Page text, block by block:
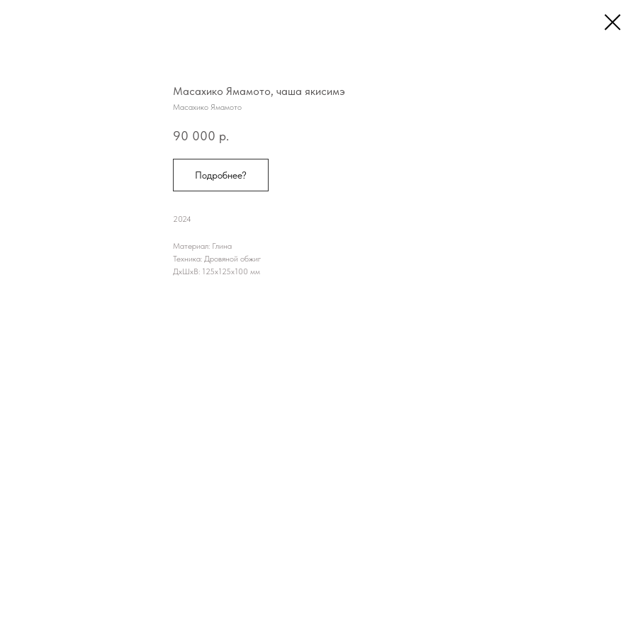
Масахико Ямамото, чаша якисимэ
Масахико Ямамото
90 000 р.
Подробнее?
2024
Материал: Глина
Техника: Дровяной обжиг
ДxШxВ: 125x125x100 мм